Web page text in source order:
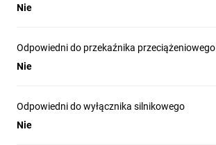
Nie
Odpowiedni do przekaźnika przeciążeniowego
Nie
Odpowiedni do wyłącznika silnikowego
Nie